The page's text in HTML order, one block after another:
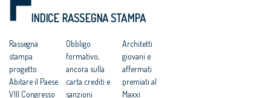
integrate per le
città»
rinascere le
città a rischio
Rivoluzione
periferie, addio
Vele di
periferie ci
dalla barbarie»
Se internet
mette in gara
gli architetti
“valorizzare il
giovani
progettisti”
Regolamento
edilizio unico,
Freyrie: «Una
INDICE RASSEGNA STAMPA
Rassegna
stampa
progetto
Abitare il Paese
VIII Congresso
Obbligo
formativo,
ancora sulla
carta crediti e
sanzioni
Architetti
giovani e
affermati
premiati al
Maxxi